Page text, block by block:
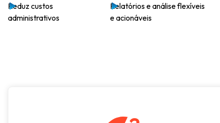
Reduz custos
administrativos
Relatórios e análise flexíveis
e acionáveis